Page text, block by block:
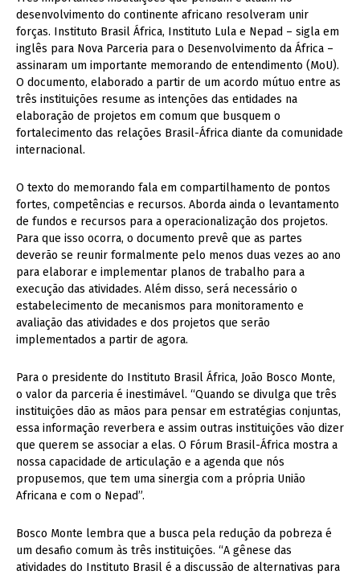
desenvolvimento do continente africano resolveram unir
forças. Instituto Brasil África, Instituto Lula e Nepad – sigla em
inglês para Nova Parceria para o Desenvolvimento da África –
assinaram um importante memorando de entendimento (MoU).
O documento, elaborado a partir de um acordo mútuo entre as
três instituições resume as intenções das entidades na
elaboração de projetos em comum que busquem o
fortalecimento das relações Brasil-África diante da comunidade
internacional.
O texto do memorando fala em compartilhamento de pontos
fortes, competências e recursos. Aborda ainda o levantamento
de fundos e recursos para a operacionalização dos projetos.
Para que isso ocorra, o documento prevê que as partes
deverão se reunir formalmente pelo menos duas vezes ao ano
para elaborar e implementar planos de trabalho para a
execução das atividades. Além disso, será necessário o
estabelecimento de mecanismos para monitoramento e
avaliação das atividades e dos projetos que serão
implementados a partir de agora.
Para o presidente do Instituto Brasil África, João Bosco Monte,
o valor da parceria é inestimável. “Quando se divulga que três
instituições dão as mãos para pensar em estratégias conjuntas,
essa informação reverbera e assim outras instituições vão dizer
que querem se associar a elas. O Fórum Brasil-África mostra a
nossa capacidade de articulação e a agenda que nós
propusemos, que tem uma sinergia com a própria União
Africana e com o Nepad”.
Bosco Monte lembra que a busca pela redução da pobreza é
um desafio comum às três instituições. “A gênese das
atividades do Instituto Brasil é a discussão de alternativas para